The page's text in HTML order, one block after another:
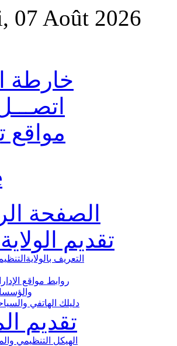
07 Août 2026
خارطة
مواقع
الصفحة
تقديم الولاية
التعريف بالولاية
روابط مواقع
دليلك الهاتفي
تقديم
الهيكل التنظيمي